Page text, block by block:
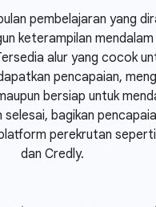
pembelajaran yang
keterampilan
alur yang cocok
pencapaian,
bersiap untuk
bagikan
perekrutan seperti
dan Credly.